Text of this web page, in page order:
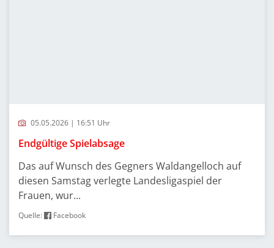
05.05.2026 | 16:51 Uhr
Endgültige Spielabsage
Das auf Wunsch des Gegners Waldangelloch auf
diesen Samstag verlegte Landesligaspiel der
Frauen, wur...
Quelle: Facebook